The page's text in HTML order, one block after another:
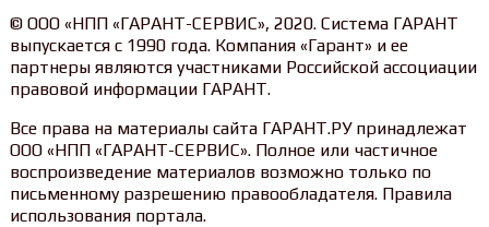
© ООО «НПП «ГАРАНТ-СЕРВИС», 2020. Система ГАРАНТ
выпускается с 1990 года. Компания «Гарант» и ее
партнеры являются участниками Российской ассоциации
правовой информации ГАРАНТ.
Все права на материалы сайта ГАРАНТ.РУ принадлежат
ООО «НПП «ГАРАНТ-СЕРВИС». Полное или частичное
воспроизведение материалов возможно только по
письменному разрешению правообладателя. Правила
использования портала.